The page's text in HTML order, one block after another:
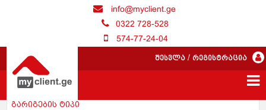
info@myclient.ge
0322 728-528
574-77-24-04
შესვლა / რეგისტრაცია
გარიგების ტიპი